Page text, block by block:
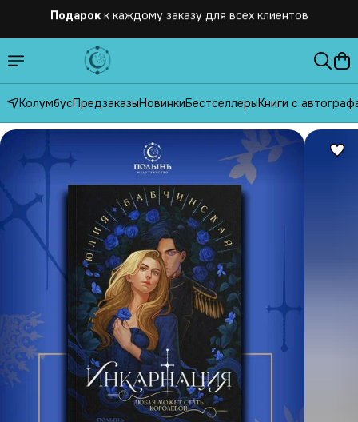
КолумбусПредзаказыНовинкиБестселлерыКниги с